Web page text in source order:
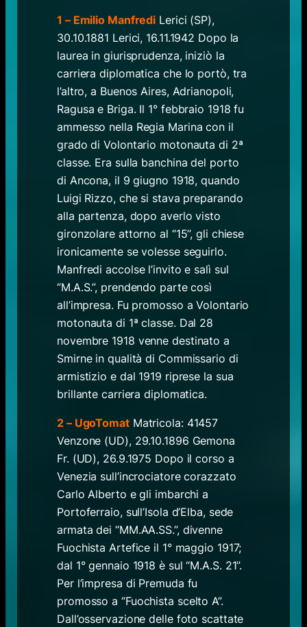
1 – Emilio Manfredi Lerici (SP),
30.10.1881 Lerici, 16.11.1942 Dopo la
laurea in giurisprudenza, iniziò la
carriera diplomatica che lo portò, tra
l’altro, a Buenos Aires, Adrianopoli,
Ragusa e Briga. Il 1° febbraio 1918 fu
ammesso nella Regia Marina con il
grado di Volontario motonauta di 2ª
classe. Era sulla banchina del porto
di Ancona, il 9 giugno 1918, quando
Luigi Rizzo, che si stava preparando
alla partenza, dopo averlo visto
gironzolare attorno al “15”, gli chiese
ironicamente se volesse seguirlo.
Manfredi accolse l’invito e salì sul
“M.A.S.”, prendendo parte così
all’impresa. Fu promosso a Volontario
motonauta di 1ª classe. Dal 28
novembre 1918 venne destinato a
Smirne in qualità di Commissario di
armistizio e dal 1919 riprese la sua
brillante carriera diplomatica.
2 – UgoTomat Matricola: 41457
Venzone (UD), 29.10.1896 Gemona
Fr. (UD), 26.9.1975 Dopo il corso a
Venezia sull’incrociatore corazzato
Carlo Alberto e gli imbarchi a
Portoferraio, sull’Isola d’Elba, sede
armata dei “MM.AA.SS.”, divenne
Fuochista Artefice il 1° maggio 1917;
dal 1° gennaio 1918 è sul “M.A.S. 21”.
Per l’impresa di Premuda fu
promosso a “Fuochista scelto A”.
Dall’osservazione delle foto scattate